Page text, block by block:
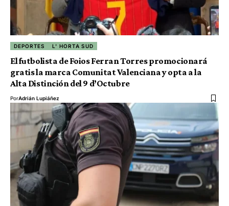
DEPORTES L' HORTA SUD
El futbolista de Foios Ferran Torres promocionará
gratis la marca Comunitat Valenciana y opta a la
Alta Distinción del 9 d’Octubre
PorAdrián Lupiáñez